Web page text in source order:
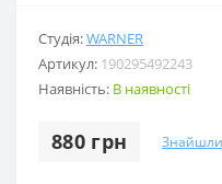
Студія:WARNER
Артикул: 190295492243
Наявність: В наявності
880 грн